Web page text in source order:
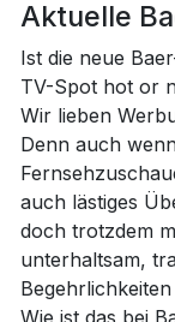
Aktuelle
Ist die neue
TV-Spot hot or
Wir lieben
Denn auch
auch lästiges
doch trotzdem
unterhaltsam,
Wie ist das bei